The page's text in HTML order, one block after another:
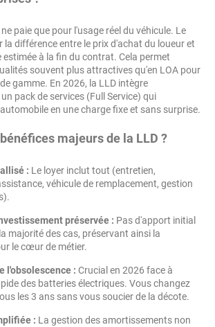
paie que pour l'usage réel du véhicule. Le
la différence entre le prix d'achat du loueur et
estimée à la fin du contrat. Cela permet
souvent plus attractives qu'en LOA pour
gamme. En 2026, la LLD intègre
pack de services (Full Service) qui
en une charge fixe et sans surprise.
majeurs de la LLD ?
: Le loyer inclut tout (entretien,
véhicule de remplacement, gestion
préservée : Pas d'apport initial
majorité des cas, préservant ainsi la
le cœur de métier.
l'obsolescence : Crucial en 2026 face à
des batteries électriques. Vous changez
les 3 ans sans vous soucier de la décote.
: La gestion des amortissements non